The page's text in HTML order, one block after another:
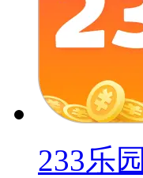
233乐